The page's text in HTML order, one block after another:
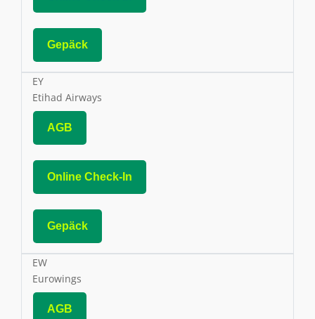
Gepäck
EY
Etihad Airways
AGB
Online Check-In
Gepäck
EW
Eurowings
AGB